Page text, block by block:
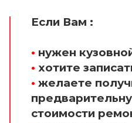
Если Вам :
• нужен
• хотите
• желаете
стоимости